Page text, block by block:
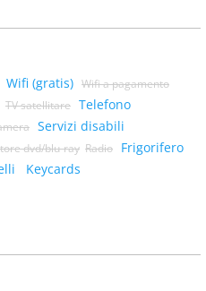
Wifi (gratis) Wifi a pagamento
TV satellitare Telefono
Servizi disabili
dvd/blu-ray Radio
Frigorifero
Keycards